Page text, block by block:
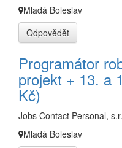
Mladá Boleslav
Odpovědět
Programátor
projekt + 13. a
Kč)
Jobs Contact Personal,
Mladá Boleslav